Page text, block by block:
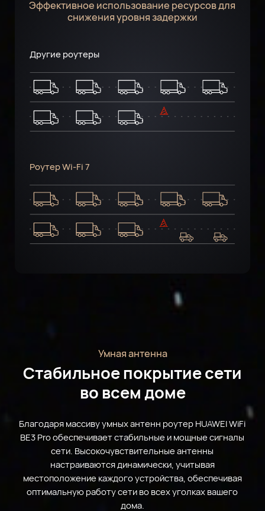
Эффективное использование ресурсов для
снижения уровня задержки
Другие роутеры
Роутер Wi-Fi 7
Умная антенна
Стабильное покрытие сети
во всем доме
Благодаря массиву умных антенн роутер HUAWEI WiFi
BE3 Pro обеспечивает стабильные и мощные сигналы
сети. Высокочувствительные антенны
настраиваются динамически, учитывая
местоположение каждого устройства, обеспечивая
оптимальную работу сети во всех уголках вашего
дома.